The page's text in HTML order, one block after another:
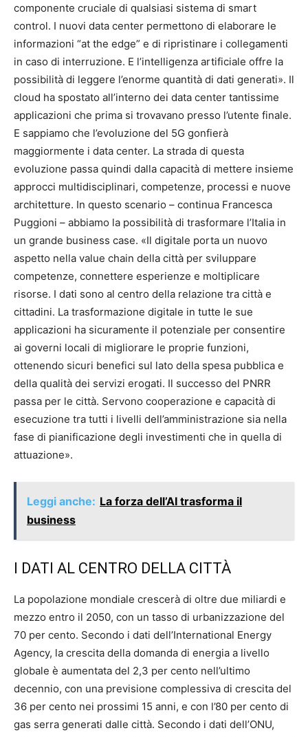
componente cruciale di qualsiasi sistema di smart
control. I nuovi data center permettono di elaborare le
informazioni “at the edge” e di ripristinare i collegamenti
in caso di interruzione. E l’intelligenza artificiale offre la
possibilità di leggere l’enorme quantità di dati generati». Il
cloud ha spostato all’interno dei data center tantissime
applicazioni che prima si trovavano presso l’utente finale.
E sappiamo che l’evoluzione del 5G gonfierà
maggiormente i data center. La strada di questa
evoluzione passa quindi dalla capacità di mettere insieme
approcci multidisciplinari, competenze, processi e nuove
architetture. In questo scenario – continua Francesca
Puggioni – abbiamo la possibilità di trasformare l’Italia in
un grande business case. «Il digitale porta un nuovo
aspetto nella value chain della città per sviluppare
competenze, connettere esperienze e moltiplicare
risorse. I dati sono al centro della relazione tra città e
cittadini. La trasformazione digitale in tutte le sue
applicazioni ha sicuramente il potenziale per consentire
ai governi locali di migliorare le proprie funzioni,
ottenendo sicuri benefici sul lato della spesa pubblica e
della qualità dei servizi erogati. Il successo del PNRR
passa per le città. Servono cooperazione e capacità di
esecuzione tra tutti i livelli dell’amministrazione sia nella
fase di pianificazione degli investimenti che in quella di
attuazione».
Leggi anche: La forza dell’AI trasforma il
business
I DATI AL CENTRO DELLA CITTÀ
La popolazione mondiale crescerà di oltre due miliardi e
mezzo entro il 2050, con un tasso di urbanizzazione del
70 per cento. Secondo i dati dell’International Energy
Agency, la crescita della domanda di energia a livello
globale è aumentata del 2,3 per cento nell’ultimo
decennio, con una previsione complessiva di crescita del
36 per cento nei prossimi 15 anni, e con l’80 per cento di
gas serra generati dalle città. Secondo i dati dell’ONU,